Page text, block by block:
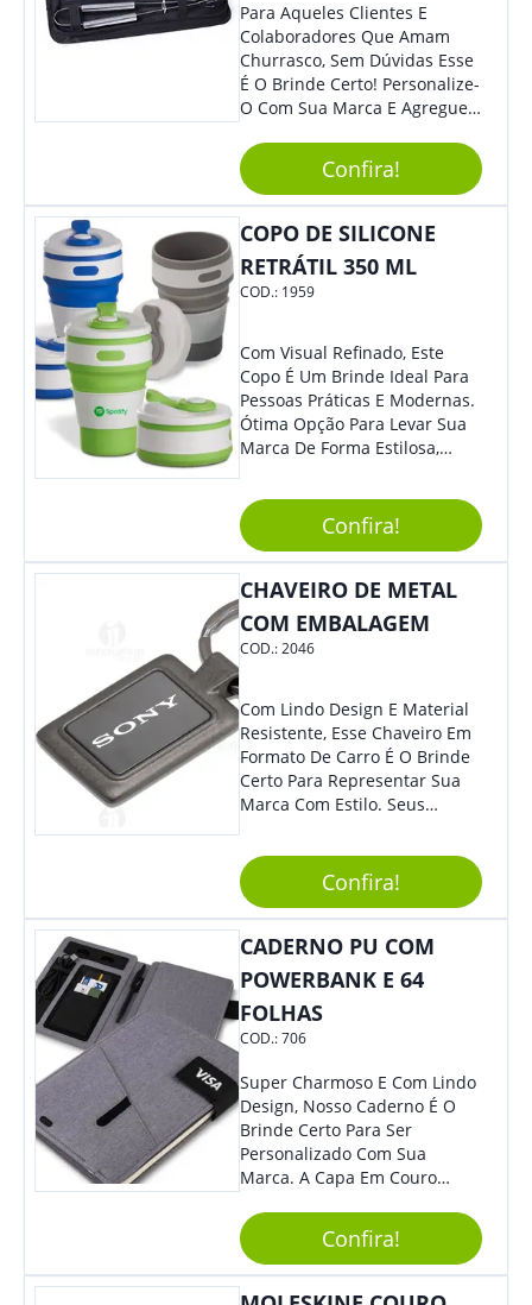
Para Aqueles Clientes E
Colaboradores Que Amam
Churrasco, Sem Dúvidas Esse
É O Brinde Certo! Personalize-
O Com Sua Marca E Agregue
É Composto Por 3 Peças Para
O Auxílio No Preparo De
Carnes, Em Um Lindo Estojo. É
A Garantia De Sucesso Para
Sua Empresa Em Feiras E
Eventos Corporativos.
Confira!
COPO DE SILICONE
RETRÁTIL 350 ML
COD.: 1959
Com Visual Refinado, Este
Copo É Um Brinde Ideal Para
Pessoas Práticas E Modernas.
Ótima Opção Para Levar Sua
Marca De Forma Estilosa,
Empresa Em Eventos,
Reuniões Corporativas Ou Até
Mesmo Para Presentear
Colaboradores.
Confira!
CHAVEIRO DE METAL
COM EMBALAGEM
COD.:2046
Com Lindo Design E Material
Resistente, Esse Chaveiro Em
Formato De Carro É O Brinde
Certo Para Representar Sua
Marca Com Estilo. Seus
Adorar.
Confira!
CADERNO PU COM
POWERBANK E 64
FOLHAS
COD.:706
Super Charmoso E Com Lindo
Design, Nosso Caderno É O
Brinde Certo Para Ser
Personalizado Com Sua
Marca. A Capa Em Couro
Elástico Permite Maior
Segurança Ao Carregá-Lo.
Ofereça A Seus Clientes E
Colaboradores, Sem Dúvidas
Confira!